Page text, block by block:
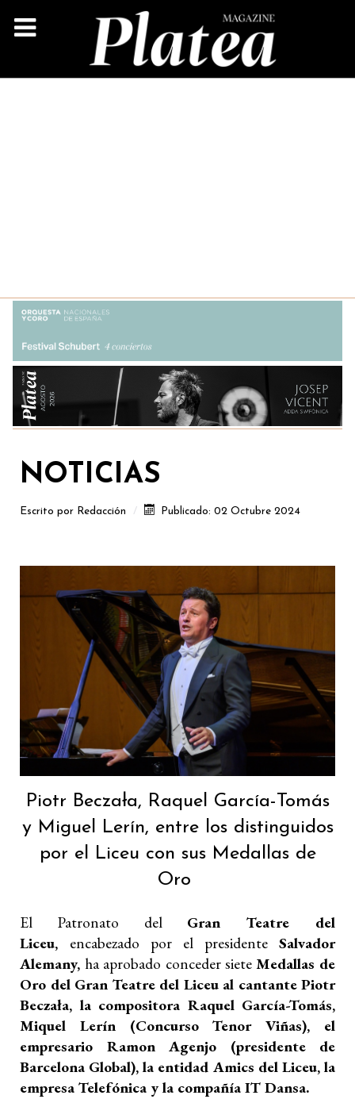
NOTICIAS
Escrito por Redacción Publicado: 02 Octubre 2024
Piotr Beczała, Raquel García-Tomás
y Miguel Lerín, entre los distinguidos
por el Liceu con sus Medallas de
Oro
El Patronato del Gran Teatre del
Liceu, encabezado por el presidente Salvador
Alemany, ha aprobado conceder siete Medallas de
Oro del Gran Teatre del Liceu al cantante Piotr
Beczała, la compositora Raquel García-Tomás,
Miquel Lerín (Concurso Tenor Viñas), el
empresario Ramon Agenjo (presidente de
Barcelona Global), la entidad Amics del Liceu, la
empresa Telefónica y la compañía IT Dansa.